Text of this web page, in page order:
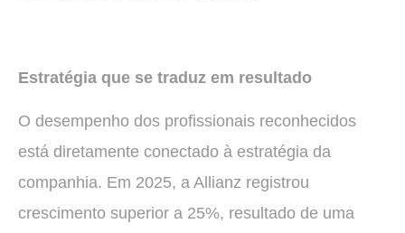
Estratégia que se traduz em resultado
O desempenho dos profissionais reconhecidos
está diretamente conectado à estratégia da
companhia. Em 2025, a Allianz registrou
crescimento superior a 25%, resultado de uma